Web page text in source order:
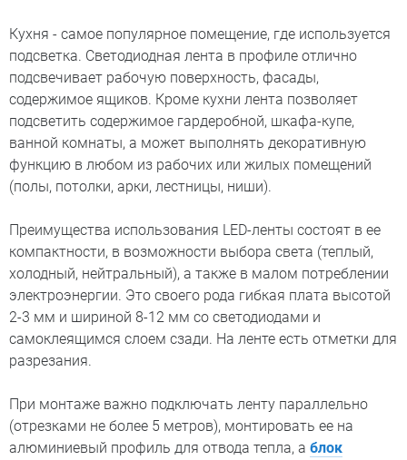
Кухня - самое популярное помещение, где используется
подсветка. Светодиодная лента в профиле отлично
подсвечивает рабочую поверхность, фасады,
содержимое ящиков. Кроме кухни лента позволяет
подсветить содержимое гардеробной, шкафа-купе,
ванной комнаты, а может выполнять декоративную
функцию в любом из рабочих или жилых помещений
(полы, потолки, арки, лестницы, ниши).
Преимущества использования LED-ленты состоят в ее
компактности, в возможности выбора света (теплый,
холодный, нейтральный), а также в малом потреблении
электроэнергии. Это своего рода гибкая плата высотой
2-3 мм и шириной 8-12 мм со светодиодами и
самоклеящимся слоем сзади. На ленте есть отметки для
разрезания.
При монтаже важно подключать ленту параллельно
(отрезками не более 5 метров), монтировать ее на
алюминиевый профиль для отвода тепла, а блок